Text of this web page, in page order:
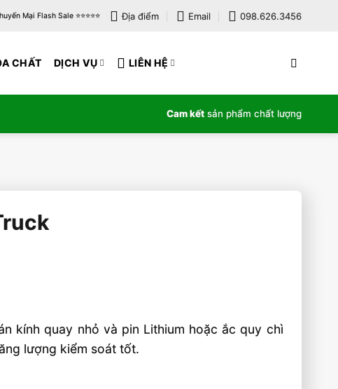
Mại Flash Sale ⭐️⭐️⭐️⭐️⭐️ Địa điểm Email 098.626.3456
CHẤT DỊCH VỤ LIÊN HỆ
Cam kết sản phẩm chất lượng
kính quay nhỏ và pin Lithium hoặc ắc quy chì
lượng kiểm soát tốt.